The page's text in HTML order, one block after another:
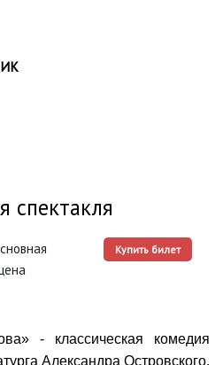
спектакля
Купить билет
- классическая комедия
Александра Островского,